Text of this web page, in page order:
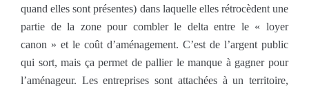
quand elles sont présentes) dans laquelle elles rétrocèdent une
partie de la zone pour combler le delta entre le « loyer
canon » et le coût d’aménagement. C’est de l’argent public
qui sort, mais ça permet de pallier le manque à gagner pour
l’aménageur. Les entreprises sont attachées à un territoire,